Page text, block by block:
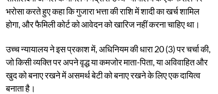
भरोसा करते हुए कहा कि गुजारा भत्ता की राशि में शादी का खर्च शामिल
होगा, और फैमिली कोर्ट को आवेदन को खारिज नहीं करना चाहिए था।
उच्च न्यायालय ने इस प्रकाश में, अधिनियम की धारा 20 (3) पर चर्चा की,
जो किसी व्यक्ति पर अपने वृद्ध या कमजोर माता-पिता, या अविवाहित और
खुद को बनाए रखने में असमर्थ बेटी को बनाए रखने के लिए एक दायित्व
बनाता है।